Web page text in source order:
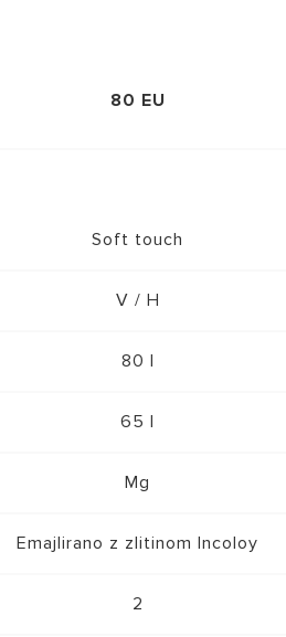
80 EU
Soft touch
V / H
80 l
65 l
Mg
Emajlirano z zlitinom Incoloy
2